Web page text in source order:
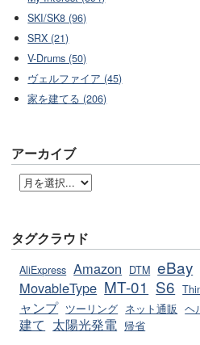
SKI/SK8 (96)
SRX (21)
V-Drums (50)
ヴェルファイア (45)
家を建てる (206)
アーカイブ
タグクラウド
AliExpress Amazon DTM eBay
MovableType MT-01 S6
ャンプ ツーリング ネット通販 ヘ
建て 太陽光発電 帰省